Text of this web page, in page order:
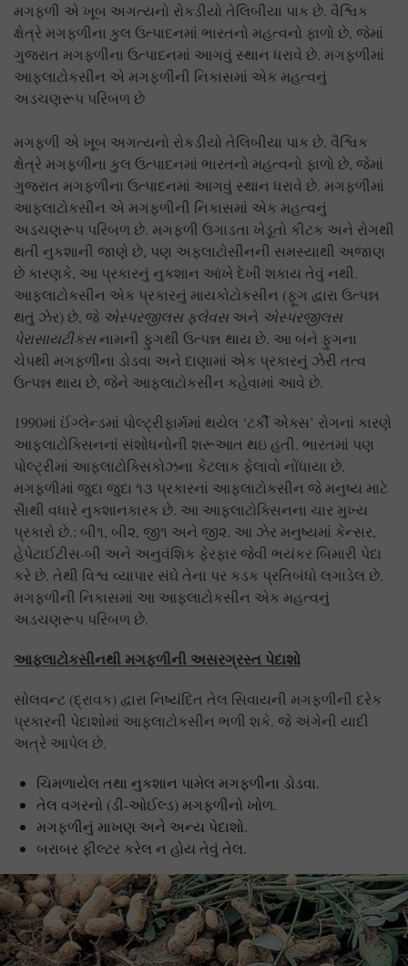
મગફળી એ ખૂબ અગત્યનો રોકડીયો તેલિબીયા પાક છે. વૈશ્વિક
ક્ષેત્રે મગફળીના કુલ ઉત્પાદનમાં ભારતનો મહત્વનો ફાળો છે, જેમાં
ગુજરાત મગફળીના ઉત્પાદનમાં આગવું સ્થાન ધરાવે છે. મગફળીમાં
આફલાટોકસીન એ મગફળીની નિકાસમાં એક મહત્વનું
અડચણરૂપ પરિબળ છે
મગફળી એ ખૂબ અગત્યનો રોકડીયો તેલિબીયા પાક છે. વૈશ્વિક
ક્ષેત્રે મગફળીના કુલ ઉત્પાદનમાં ભારતનો મહત્વનો ફાળો છે, જેમાં
ગુજરાત મગફળીના ઉત્પાદનમાં આગવું સ્થાન ધરાવે છે. મગફળીમાં
આફલાટોકસીન એ મગફળીની નિકાસમાં એક મહત્વનું
અડચણરૂપ પરિબળ છે. મગફળી ઉગાડતા ખેડૂતો કીટક અને રોગથી
થતી નુકશાની જાણે છે, પણ અફલાટોસીનની સમસ્યાથી અજાણ
છે કારણકે, આ પ્રકારનું નુકશાન આંખે દેખી શકાય તેવું નથી.
આફલાટોકસીન એક પ્રકારનું માયકોટોકસીન (ફૂગ દ્વારા ઉત્પન્ન
થતું ઝેર) છે, જે એસ્પરજીલસ ફલેવસ અને એસ્પરજીલસ
પેરાસાયટીકસ નામની ફુગથી ઉત્પન્ન થાય છે. આ બંને ફુગના
ચેપથી મગફળીના ડોડવા અને દાણામાં એક પ્રકારનું ઝેરી તત્વ
ઉત્પન્ન થાય છે, જેને આફલાટોકસીન કહેવામાં આવે છે.
1990માં ઈંગ્લેન્ડમાં પોલ્ટ્રીફાર્મમાં થયેલ ‘ટર્કી એક્સ’ રોગનાં કારણે
આફ્લાટોક્સિનનાં સંશોધનોની શરૂઆત થઇ હતી. ભારતમાં પણ
પોલ્ટ્રીમાં આફ્લાટોક્સિકોઝના કેટલાક ફેલાવો નોંધાયા છે.
મગફળીમાં જુદા જુદા ૧૩ પ્રકારનાં આફલાટોકસીન જે મનુષ્ય માટે
સૈાથી વધારે નુકશાનકારક છે. આ આફલાટોક્સિનના ચાર મુખ્ય
પ્રકારો છે.: બી૧, બી૨, જી૧ અને જી૨. આ ઝેર મનુષ્યમાં કેન્સર,
હેપેટાઈટીસ-બી અને અનુવંશિક ફેરફાર જેવી ભયંકર બિમારી પેદા
કરે છે. તેથી વિશ્વ વ્યાપાર સંઘે તેના પર કડક પ્રતિબંધો લગાડેલ છે.
મગફળીની નિકાસમાં આ આફલાટોકસીન એક મહત્વનું
અડચણરૂપ પરિબળ છે.
આફલાટોકસીનથી મગફળીની અસરગ્રસ્ત પેદાશો
સોલવન્ટ (દ્રાવક) દ્વારા નિષ્યંદિત તેલ સિવાયની મગફળીની દરેક
પ્રકારની પેદાશોમાં આફલાટોકસીન ભળી શકે. જે અંગેની યાદી
અત્રે આપેલ છે.
ચિમળાયેલ તથા નુકશાન પામેલ મગફળીના ડોડવા.
તેલ વગરનો (ડી-ઓઈલ્ડ) મગફળીનો ખોળ.
મગફળીનું માખણ અને અન્ય પેદાશો.
બરાબર ફીલ્ટર કરેલ ન હોય તેવું તેલ.